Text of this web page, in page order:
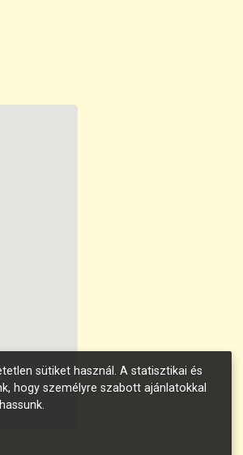
sütiket használ. A statisztikai és
hogy személyre szabott ajánlatokkal